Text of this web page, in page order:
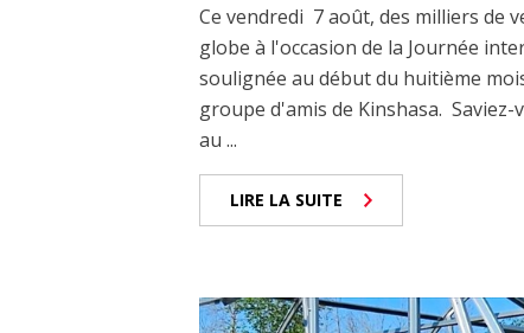
Ce vendredi 7 août, des milliers de
globe à l'occasion de la Journée
soulignée au début du huitième
groupe d'amis de Kinshasa.
au ...
LIRE LA SUITE